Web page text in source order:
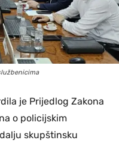
je Prijedlog Zakona
o policijskim
skupštinsku